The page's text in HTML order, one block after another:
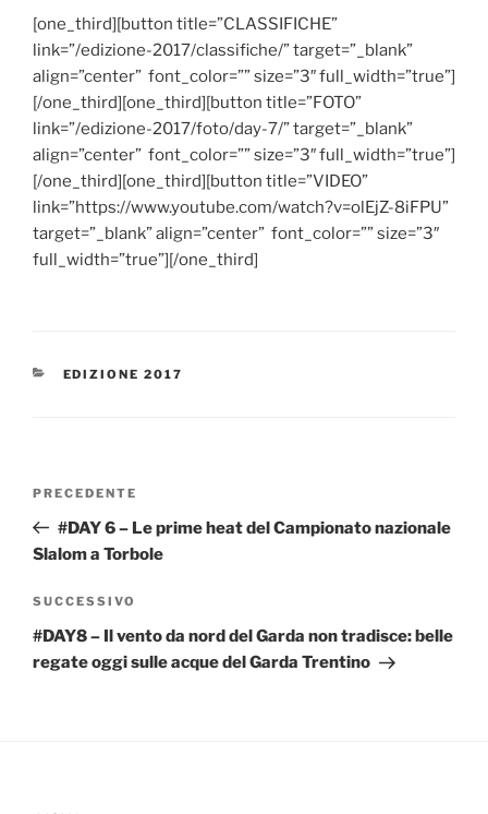
[one_third][button title=”CLASSIFICHE”
link=”/edizione-2017/classifiche/” target=”_blank”
align=”center” font_color=”” size=”3″ full_width=”true”]
[/one_third][one_third][button title=”FOTO”
link=”/edizione-2017/foto/day-7/” target=”_blank”
align=”center” font_color=”” size=”3″ full_width=”true”]
[/one_third][one_third][button title=”VIDEO”
link=”https://www.youtube.com/watch?v=olEjZ-8iFPU”
target=”_blank” align=”center” font_color=”” size=”3″
full_width=”true”][/one_third]
CATEGORIE
EDIZIONE 2017
Navigazione
Articolo
precedente:
PRECEDENTE
#DAY 6 – Le prime heat del Campionato nazionale
Slalom a Torbole
Articolo
successivo
SUCCESSIVO
#DAY8 – Il vento da nord del Garda non tradisce: belle
regate oggi sulle acque del Garda Trentino